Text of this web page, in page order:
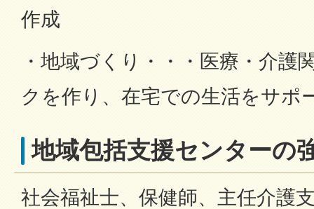
作成
・地域づくり・・・医療・介護
クを作り、在宅での生活をサポ
地域包括支援センターの
社会福祉士、保健師、主任介護